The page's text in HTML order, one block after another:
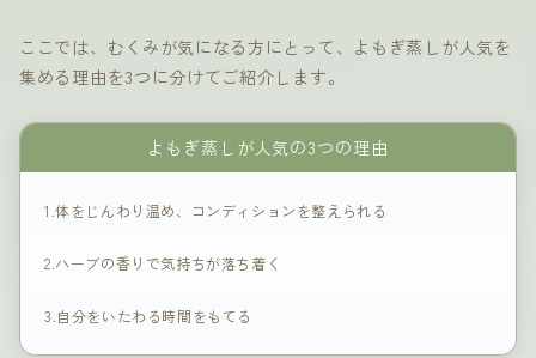
ここでは、むくみが気になる方にとって、よもぎ蒸しが人気を
集める理由を3つに分けてご紹介します。
よもぎ蒸しが人気の3つの理由
1.体をじんわり温め、コンディションを整えられる
2.ハーブの香りで気持ちが落ち着く
3.自分をいたわる時間をもてる